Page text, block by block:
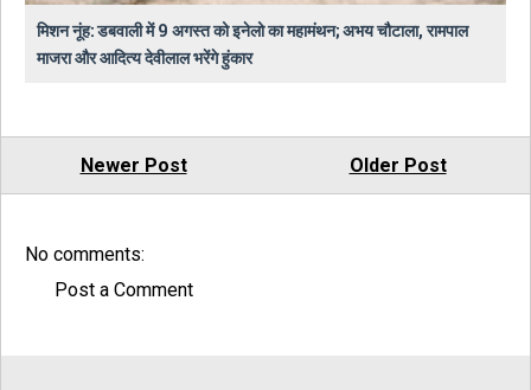
मिशन नूंह: डबवाली में 9 अगस्त को इनेलो का महामंथन; अभय चौटाला, रामपाल
माजरा और आदित्य देवीलाल भरेंगे हुंकार
Newer Post Older Post
No comments:
Post a Comment